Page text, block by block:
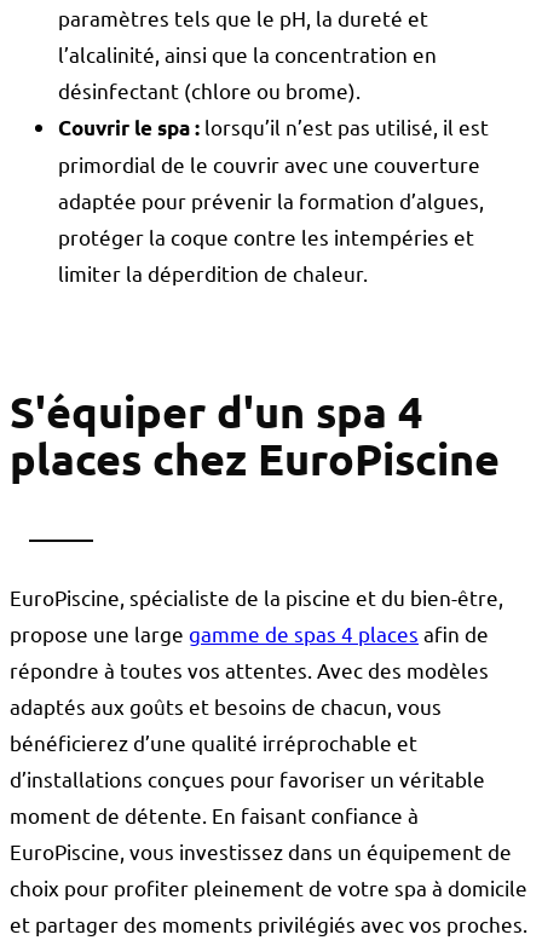
paramètres tels que le pH, la dureté et
l’alcalinité, ainsi que la concentration en
désinfectant (chlore ou brome).
Couvrir le spa : lorsqu’il n’est pas utilisé, il est
primordial de le couvrir avec une couverture
adaptée pour prévenir la formation d’algues,
protéger la coque contre les intempéries et
limiter la déperdition de chaleur.
S'équiper d'un spa 4
places chez EuroPiscine
EuroPiscine, spécialiste de la piscine et du bien-être,
propose une large gamme de spas 4 places afin de
répondre à toutes vos attentes. Avec des modèles
adaptés aux goûts et besoins de chacun, vous
bénéficierez d’une qualité irréprochable et
d’installations conçues pour favoriser un véritable
moment de détente. En faisant confiance à
EuroPiscine, vous investissez dans un équipement de
choix pour profiter pleinement de votre spa à domicile
et partager des moments privilégiés avec vos proches.